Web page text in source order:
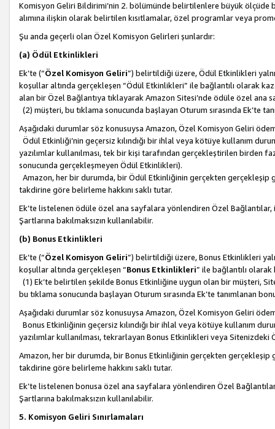
Komisyon Geliri Bildirimi’nin 2. bölümünde belirtilenlere büyük ölçüde
alımına ilişkin olarak belirtilen kısıtlamalar, özel programlar veya
Şu anda geçerli olan Özel Komisyon Gelirleri şunlardır:
(a) Ödül Etkinlikleri
Ek’te (“Özel Komisyon Geliri”) belirtildiği üzere, Ödül Etkinlikleri
koşullar altında gerçekleşen “Ödül Etkinlikleri” ile bağlantılı olarak
alan bir Özel Bağlantıya tıklayarak Amazon Sitesi’nde ödüle özel ana
(2) müşteri, bu tıklama sonucunda başlayan Oturum sırasında Ek’te
Aşağıdaki durumlar söz konusuysa Amazon, Özel Komisyon Geliri
Ödül Etkinliği’nin geçersiz kılındığı bir ihlal veya kötüye kullanım
yazılımlar kullanılması, tek bir kişi tarafından gerçekleştirilen
sonucunda gerçekleşmeyen Ödül Etkinlikleri).
Amazon, her bir durumda, bir Ödül Etkinliğinin gerçekten gerçekleşip
takdirine göre belirleme hakkını saklı tutar.
Ek’te listelenen ödüle özel ana sayfalara yönlendiren Özel
Şartlarına bakılmaksızın kullanılabilir.
(b) Bonus Etkinlikleri
Ek’te (“Özel Komisyon Geliri”) belirtildiği üzere, Bonus Etkinlikleri
koşullar altında gerçekleşen “Bonus Etkinlikleri” ile bağlantılı olarak
(1) Ek’te belirtilen şekilde Bonus Etkinliğine uygun olan bir müşteri,
bu tıklama sonucunda başlayan Oturum sırasında Ek’te tanımlanan
Aşağıdaki durumlar söz konusuysa Amazon, Özel Komisyon Geliri
Bonus Etkinliğinin geçersiz kılındığı bir ihlal veya kötüye kullanım
yazılımlar kullanılması, tekrarlayan Bonus Etkinlikleri veya
Amazon, her bir durumda, bir Bonus Etkinliğinin gerçekten gerçekleşip
takdirine göre belirleme hakkını saklı tutar.
Ek’te listelenen bonusa özel ana sayfalara yönlendiren Özel
Şartlarına bakılmaksızın kullanılabilir.
5. Komisyon Geliri Sınırlamaları